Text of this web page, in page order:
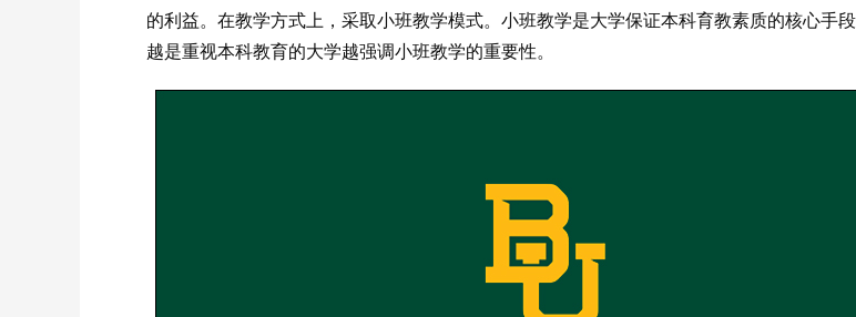
的利益。在教学方式上，采取小班教学模式。小班教学是大学保证本科育教素质的核心手段
越是重视本科教育的大学越强调小班教学的重要性。